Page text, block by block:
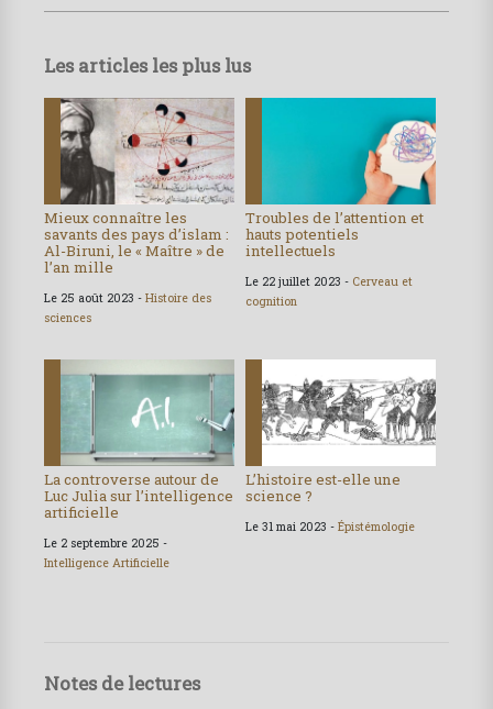
Les articles les plus lus
Mieux connaître les
savants des pays d’islam :
Al-Biruni, le « Maître » de
l’an mille
Le 25 août 2023 - Histoire des
sciences
Troubles de l’attention et
hauts potentiels
intellectuels
Le 22 juillet 2023 - Cerveau et
cognition
La controverse autour de
Luc Julia sur l’intelligence
artificielle
Le 2 septembre 2025 -
Intelligence Artificielle
L’histoire est-elle une
science ?
Le 31 mai 2023 - Épistémologie
Notes de lectures